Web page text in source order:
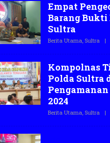
T
E
G
.
O
Empat
Barang
Sultra
Berita Utama, Sultra |
Kompolnas
Polda Sultra
2024
Berita Utama, Sultra |